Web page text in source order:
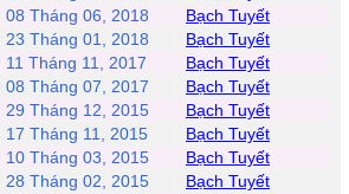
08 Tháng 06, 2018
Bạch Tuyết
23 Tháng 01, 2018
Bạch Tuyết
11 Tháng 11, 2017
Bạch Tuyết
08 Tháng 07, 2017
Bạch Tuyết
29 Tháng 12, 2015
Bạch Tuyết
17 Tháng 11, 2015
Bạch Tuyết
10 Tháng 03, 2015
Bạch Tuyết
28 Tháng 02, 2015
Bạch Tuyết